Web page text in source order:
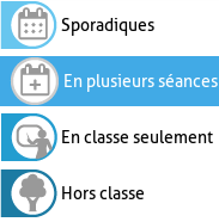
Sporadiques
En plusieurs séances
En classe seulement
Hors classe